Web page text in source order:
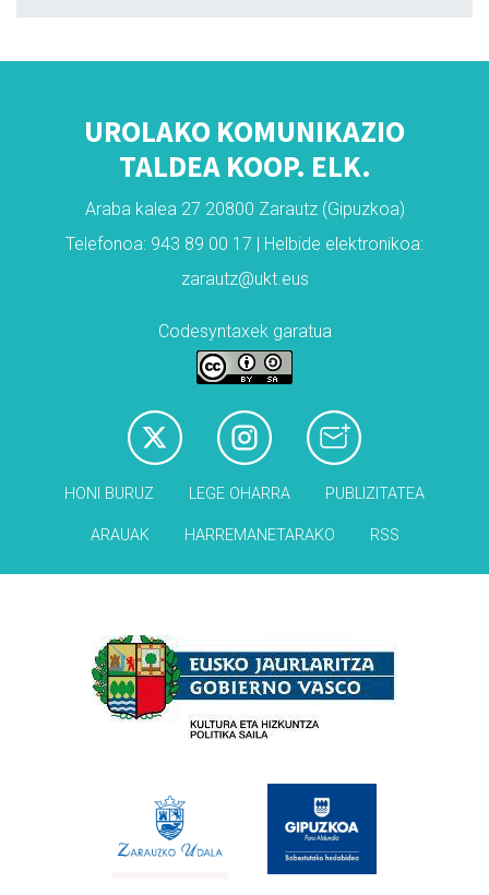
UROLAKO KOMUNIKAZIO
TALDEA KOOP. ELK.
Araba kalea 27 20800 Zarautz (Gipuzkoa)
Telefonoa: 943 89 00 17 | Helbide elektronikoa:
zarautz@ukt.eus
Codesyntaxek garatua
HONI BURUZ LEGE OHARRA PUBLIZITATEA
ARAUAK HARREMANETARAKO RSS